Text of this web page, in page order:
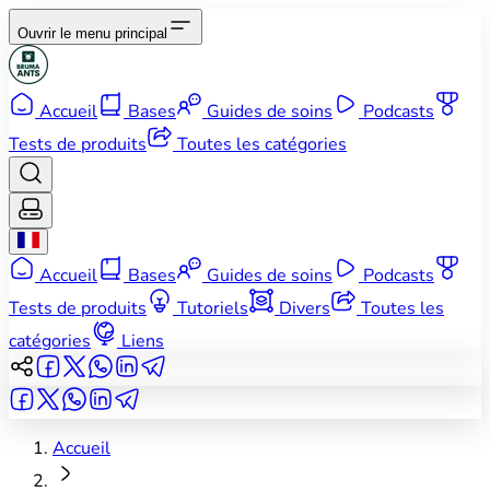
Ouvrir le menu principal
Accueil Bases Guides de soins
Podcasts
Tests de produits
Toutes les catégories
Accueil Bases Guides de soins
Podcasts
Tests de produits
Tutoriels Divers
Toutes les
catégories
Liens
Accueil